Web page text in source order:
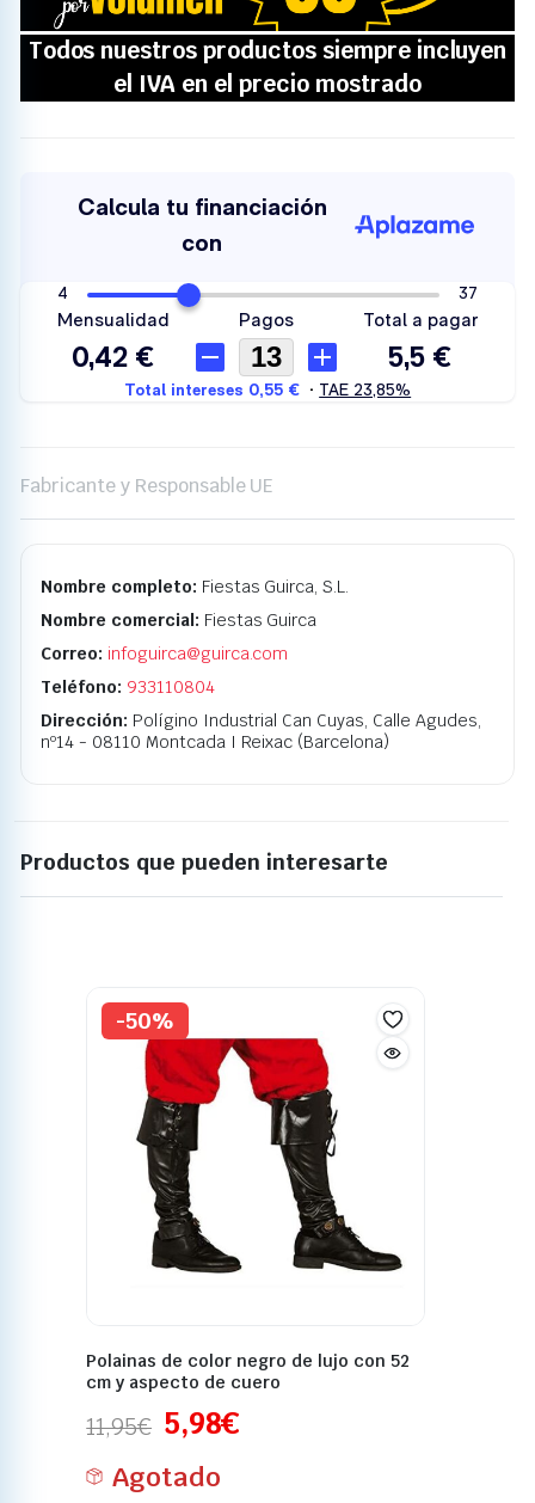
Fabricante y Responsable UE
Nombre completo: Fiestas Guirca, S.L.
Nombre comercial: Fiestas Guirca
Correo: infoguirca@guirca.com
Teléfono: 933110804
Dirección: Polígino Industrial Can Cuyas, Calle Agudes,
nº14 - 08110 Montcada I Reixac (Barcelona)
Productos que pueden interesarte
-50%
Polainas de color negro de lujo con 52
cm y aspecto de cuero
11,95€ 5,98€
Agotado